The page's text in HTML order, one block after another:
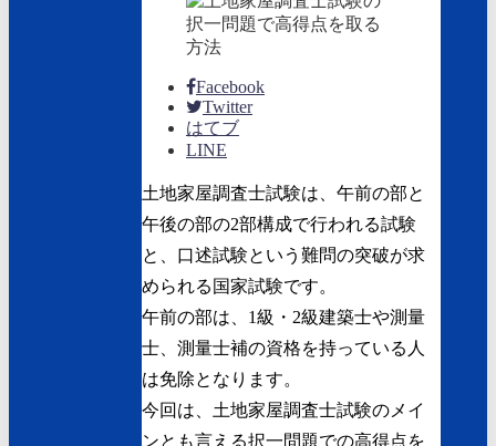
Facebook
Twitter
はてブ
LINE
土地家屋調査士試験は、午前の部と
午後の部の2部構成で行われる試験
と、口述試験という難問の突破が求
められる国家試験です。
午前の部は、1級・2級建築士や測量
士、測量士補の資格を持っている人
は免除となります。
今回は、土地家屋調査士試験のメイ
ンとも言える択一問題での高得点を